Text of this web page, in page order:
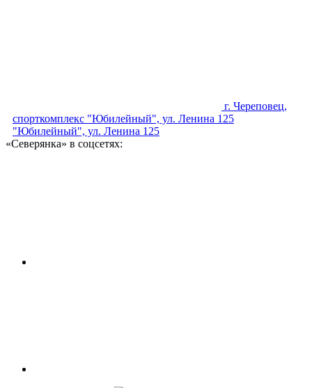
г. Череповец,
спорткомплекс "Юбилейный", ул. Ленина 125
"Юбилейный", ул. Ленина 125
«Северянка» в соцсетях: